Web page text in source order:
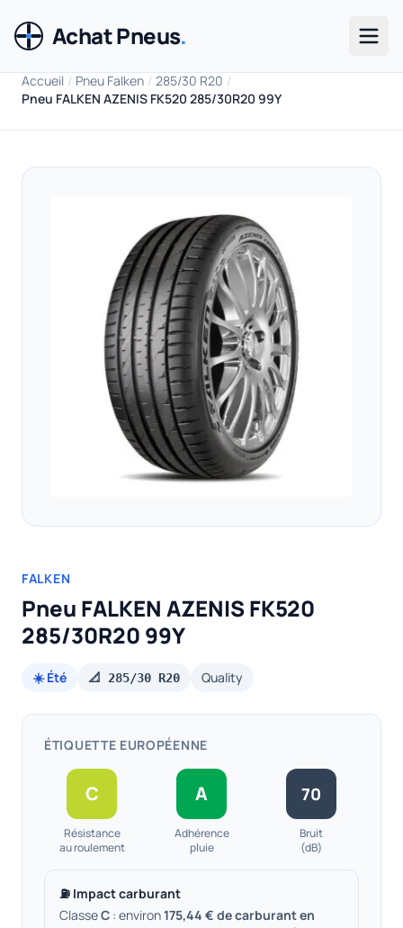
Achat Pneus.
Accueil / Pneu Falken / 285/30 R20 /
Pneu FALKEN AZENIS FK520 285/30R20 99Y
FALKEN
Pneu FALKEN AZENIS FK520
285/30R20 99Y
☀️ Été 📐 285/30 R20 Quality
ÉTIQUETTE EUROPÉENNE
C
Résistance
au roulement
A
Adhérence
pluie
70
Bruit
(dB)
⛽ Impact carburant
ClasseC : environ175,44 € de carburant en